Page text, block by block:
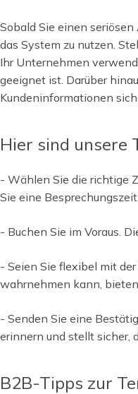
Sobald Sie einen
das System zu nutzen.
Ihr Unternehmen
geeignet ist. Darüber
Kundeninformationen
Hier sind unsere
- Wählen Sie die richtige
Sie eine
- Buchen Sie im Voraus.
- Seien Sie flexibel mit
wahrnehmen kann,
- Senden Sie eine
erinnern und stellt sicher,
B2B-Tipps zur